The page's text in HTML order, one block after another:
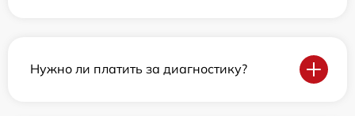
Нужно ли платить за диагностику?